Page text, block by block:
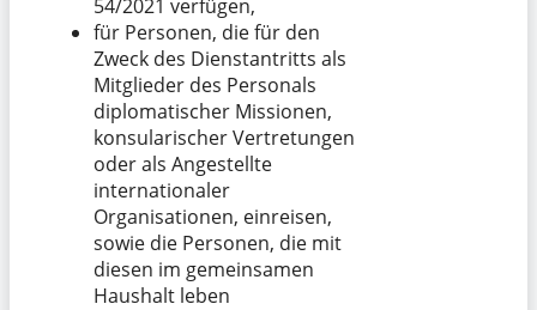
54/2021 verfügen,
für Personen, die für den
Zweck des Dienstantritts als
Mitglieder des Personals
diplomatischer Missionen,
konsularischer Vertretungen
oder als Angestellte
internationaler
Organisationen, einreisen,
sowie die Personen, die mit
diesen im gemeinsamen
Haushalt leben